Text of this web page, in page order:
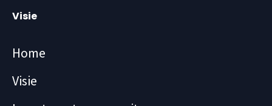
Visie
Home
Visie